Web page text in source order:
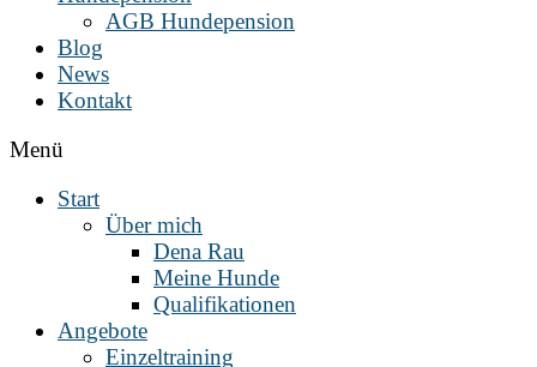
AGB Hundepension
Blog
News
Kontakt
Menü
Start
Über mich
Dena Rau
Meine Hunde
Qualifikationen
Angebote
Einzeltraining